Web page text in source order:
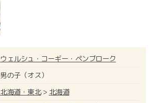
ウェルシュ・コーギー・ペンブローク
男の子（オス）
北海道・東北> 北海道